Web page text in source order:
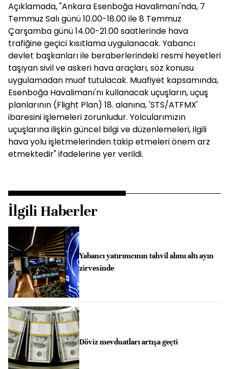
Açıklamada, "Ankara Esenboğa Havalimanı'nda, 7
Temmuz Salı günü 10.00-18.00 ile 8 Temmuz
Çarşamba günü 14.00-21.00 saatlerinde hava
trafiğine geçici kısıtlama uygulanacak. Yabancı
devlet başkanları ile beraberlerindeki resmi heyetleri
taşıyan sivil ve askeri hava araçları, söz konusu
uygulamadan muaf tutulacak. Muafiyet kapsamında,
Esenboğa Havalimanı'nı kullanacak uçuşların, uçuş
planlarının (Flight Plan) 18. alanına, 'STS/ATFMX'
ibaresini işlemeleri zorunludur. Yolcularımızın
uçuşlarına ilişkin güncel bilgi ve düzenlemeleri, ilgili
hava yolu işletmelerinden takip etmeleri önem arz
etmektedir" ifadelerine yer verildi.
İlgili Haberler
Yabancı yatırımcının tahvil alımı altı ayın
zirvesinde
Döviz mevduatları artışa geçti